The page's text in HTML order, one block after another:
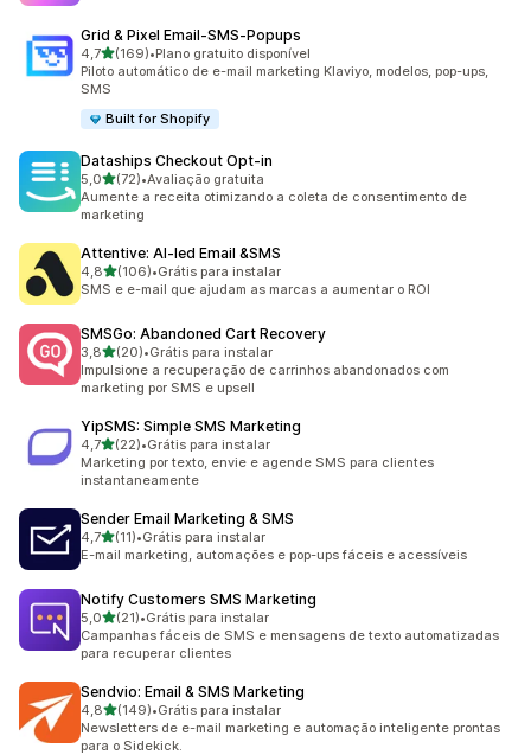
Grid & Pixel Email‑SMS‑Popups
4,7de 5 estrelas
(169)
169 avaliações ao todo
•Plano gratuito disponível
Piloto automático de e-mail marketing Klaviyo, modelos, pop-ups,
SMS
Built for Shopify
Dataships Checkout Opt‑in
5,0de 5 estrelas
(72)
72 avaliações ao todo
•Avaliação gratuita
Aumente a receita otimizando a coleta de consentimento de
marketing
Attentive: AI‑led Email &SMS
4,8de 5 estrelas
(106)
106 avaliações ao todo
•Grátis para instalar
SMS e e-mail que ajudam as marcas a aumentar o ROI
SMSGo: Abandoned Cart Recovery
3,8de 5 estrelas
(20)
20 avaliações ao todo
•Grátis para instalar
Impulsione a recuperação de carrinhos abandonados com
marketing por SMS e upsell
YipSMS: Simple SMS Marketing
4,7de 5 estrelas
(22)
22 avaliações ao todo
•Grátis para instalar
Marketing por texto, envie e agende SMS para clientes
instantaneamente
Sender Email Marketing & SMS
4,7de 5 estrelas
(11)
11 avaliações ao todo
•Grátis para instalar
E-mail marketing, automações e pop-ups fáceis e acessíveis
Notify Customers SMS Marketing
5,0de 5 estrelas
(21)
21 avaliações ao todo
•Grátis para instalar
Campanhas fáceis de SMS e mensagens de texto automatizadas
para recuperar clientes
Sendvio: Email & SMS Marketing
4,8de 5 estrelas
(149)
149 avaliações ao todo
•Grátis para instalar
Newsletters de e-mail marketing e automação inteligente prontas
para o Sidekick.